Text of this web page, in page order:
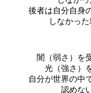
後者は自分自身
しなかっ
闇（弱さ）を
光（強さ）
自分が世界の中
認めな